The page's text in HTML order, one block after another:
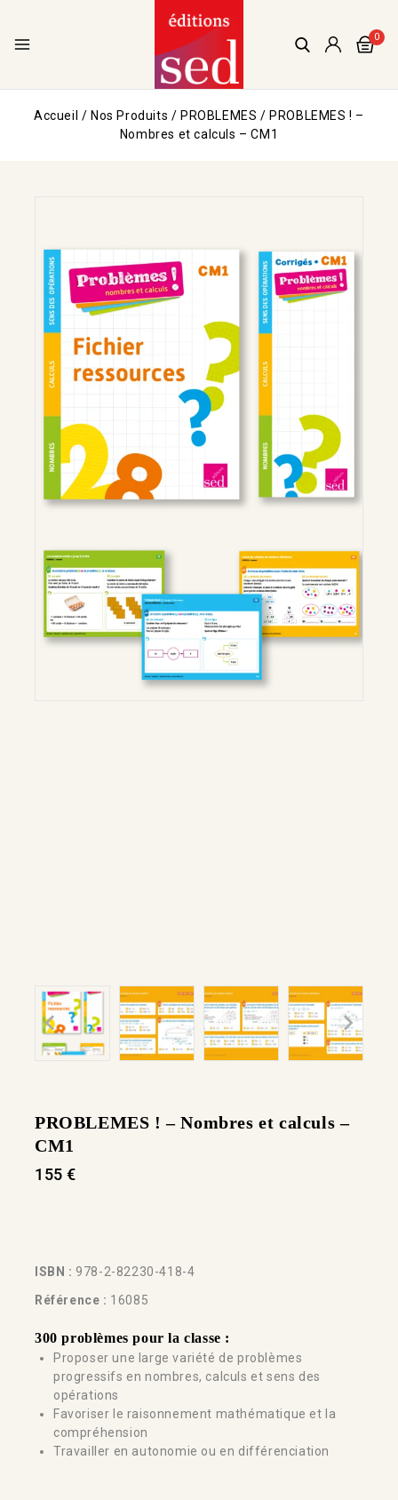
0
Accueil / Nos Produits / PROBLEMES / PROBLEMES ! –
Nombres et calculs – CM1
PROBLEMES ! – Nombres et calculs –
CM1
155€
ISBN : 978-2-82230-418-4
Référence : 16085
300 problèmes pour la classe :
Proposer une large variété de problèmes
progressifs en nombres, calculs et sens des
opérations
Favoriser le raisonnement mathématique et la
compréhension
Travailler en autonomie ou en différenciation